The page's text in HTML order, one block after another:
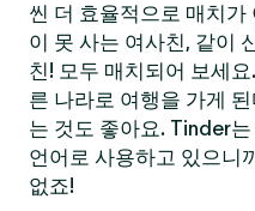
씬 더 효율적으로 매치가
이 못 사는 여사친, 같이
친! 모두 매치되어 보세
른 나라로 여행을 가게
는 것도 좋아요. Tinder
언어로 사용하고 있으니
없죠!